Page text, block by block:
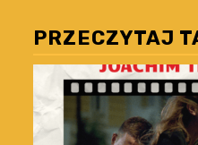
PRZECZYTAJ